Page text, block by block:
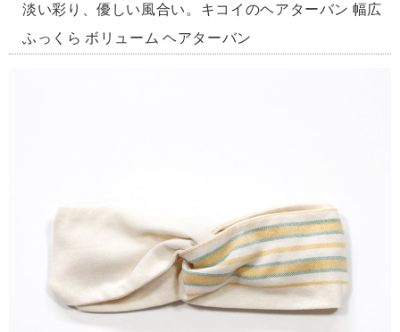
淡い彩り、優しい風合い。キコイのヘアターバン 幅広
ふっくら ボリューム ヘアターバン